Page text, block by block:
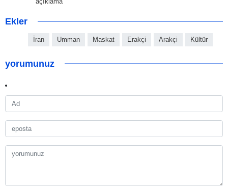
Ekler
İran Umman Maskat Erakçi Arakçi Kültür
yorumunuz